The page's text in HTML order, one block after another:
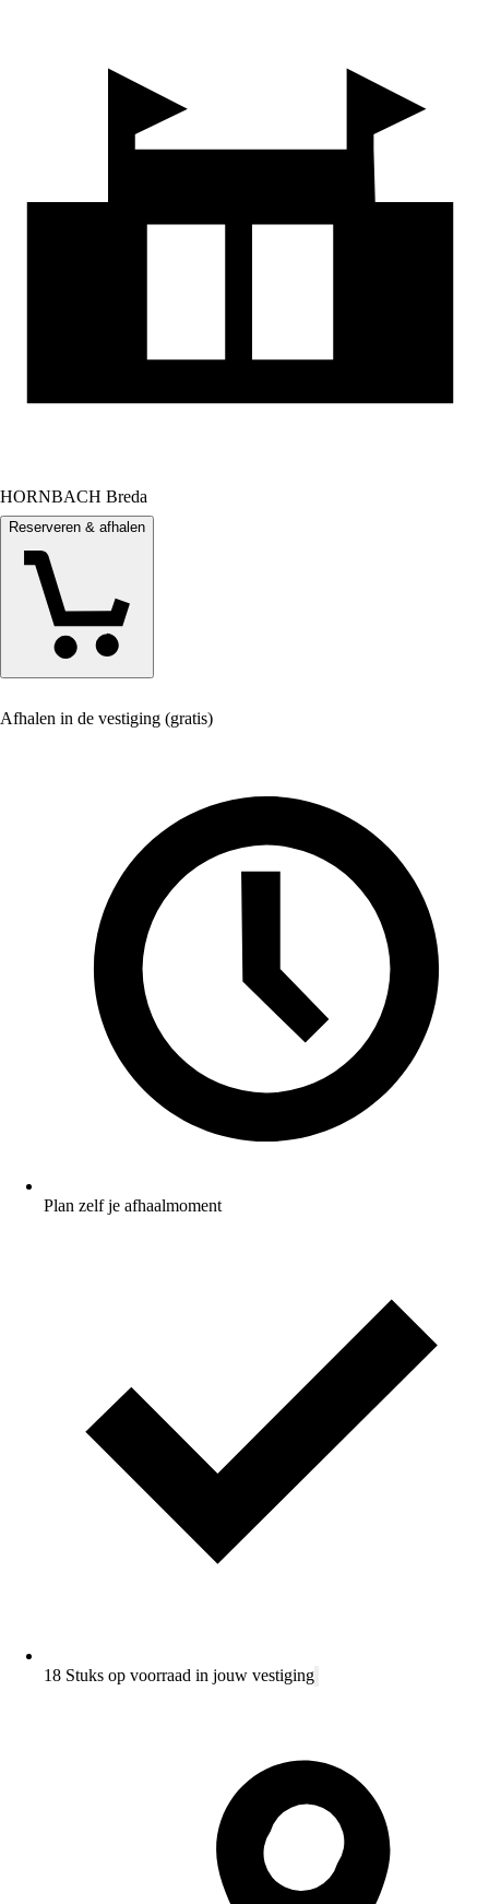
HORNBACH Breda
Reserveren & afhalen
Afhalen in de vestiging (gratis)
Plan zelf je afhaalmoment
18 Stuks op voorraad in jouw vestiging